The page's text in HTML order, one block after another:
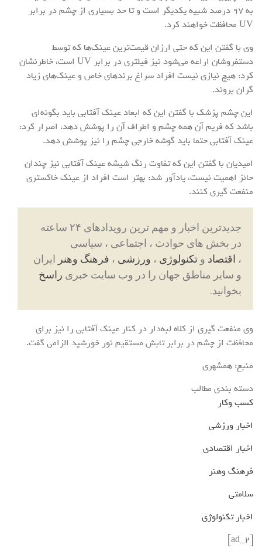
به ۹۷ درصد شبیه یکدیگر است و تا حد بسیاری از چشم در برابر
UV محافظت خواهند کرد.
وی با گفتن این که حتی ارزان قیمت‌ترین عینک‌ها که توسط
دستفروشان اراعه می‌شود نیز فیلتری در برابر UV است، خاطرنشان
کرد: هیچ نیازی نیست افراد سراغ برندهای خاص و عینک‌های زیاد
گران بروند.
این چشم پزشک با گفتن این که ابعاد عینک آفتابی باید بگونه‌ای
باشد که فریم آن همه چشم و اطراف آن را پوشش دهد، اصرار کرد:
عینک آفتابی حتما باید گوشه خارجی چشم را نیز پوشش دهد.
امیدیان با گفتن این که تفاوت رنگ شیشه عینک آفتابی نیز چندان
حائز اهمیت نیست، یادآور شد: بهتر است افراد از عینک خاکستری
منفعت گیری کنند.
جدیدترین اخبار و مهم ترین رویدادهای ۲۴ ساعته
در بخش های حوادث ، اجتماعی ، سیاسی
، اقتصاد و تکنولوژی ، ورزشی ، فرهنگ وهنر ایران
و سایر مناطق جهان را در وب سایت خبری راسخ
بخوانید.
وی منفعت گیری از کلاه لبه‌دار در کنار عینک آفتابی را نیز برای
محافظت از چشم در برابر تابش مستقیم نور خورشید الزامی گفت.
منبع: همشهری
دسته بندی مطالب
کسب وکار
اخبار ورزشی
اخبار اقتصادی
فرهنگ وهنر
سلامتی
اخبار تکنولوژی
[ad_2]